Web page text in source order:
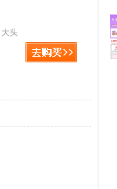
大头